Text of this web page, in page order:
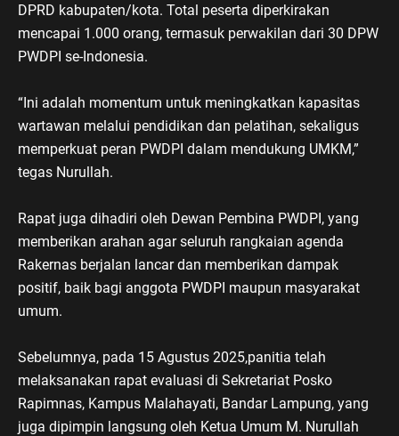
DPRD kabupaten/kota. Total peserta diperkirakan
mencapai 1.000 orang, termasuk perwakilan dari 30 DPW
PWDPI se-Indonesia.
“Ini adalah momentum untuk meningkatkan kapasitas
wartawan melalui pendidikan dan pelatihan, sekaligus
memperkuat peran PWDPI dalam mendukung UMKM,”
tegas Nurullah.
Rapat juga dihadiri oleh Dewan Pembina PWDPI, yang
memberikan arahan agar seluruh rangkaian agenda
Rakernas berjalan lancar dan memberikan dampak
positif, baik bagi anggota PWDPI maupun masyarakat
umum.
Sebelumnya, pada 15 Agustus 2025,panitia telah
melaksanakan rapat evaluasi di Sekretariat Posko
Rapimnas, Kampus Malahayati, Bandar Lampung, yang
juga dipimpin langsung oleh Ketua Umum M. Nurullah